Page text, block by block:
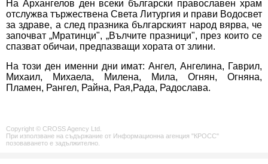
На Архангелов ден всеки български православен храм
отслужва тържествена Света Литургия и прави Водосвет
за здраве, а след празника българският народ вярва, че
започват „Мратинци", „Вълчите празници", през които се
спазват обичаи, предпазващи хората от злини.
На този ден именни дни имат: Ангел, Ангелина, Гаврил,
Михаил, Михаела, Милена, Мила, Огнян, Огняна,
Пламен, Рангел, Райна, Рая,Рада, Радослава.
Copyright © CROSS Agency Ltd.
При използване на съдържание от Информационна агенция "КРОСС"
позоваването е задължително.